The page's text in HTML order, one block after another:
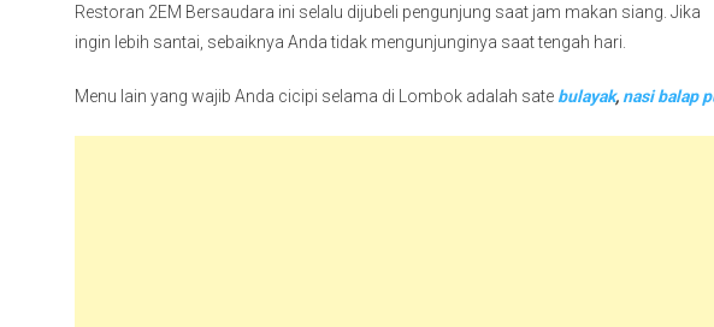
Restoran 2EM Bersaudara ini selalu dijubeli pengunjung saat jam makan siang. Jika
ingin lebih santai, sebaiknya Anda tidak mengunjunginya saat tengah hari.
Menu lain yang wajib Anda cicipi selama di Lombok adalah sate bulayak, nasi balap